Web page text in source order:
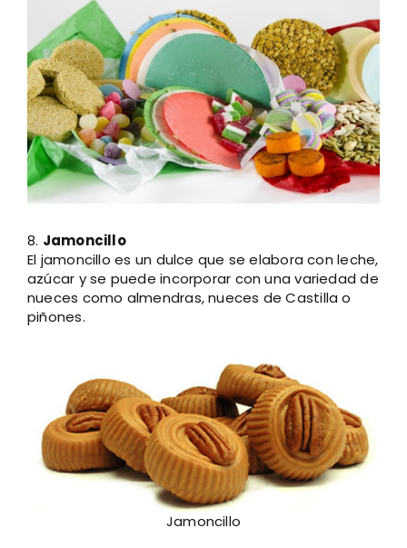
Image
8. Jamoncillo
El jamoncillo es un dulce que se elabora con leche,
azúcar y se puede incorporar con una variedad de
nueces como almendras, nueces de Castilla o
piñones.
Jamoncillo